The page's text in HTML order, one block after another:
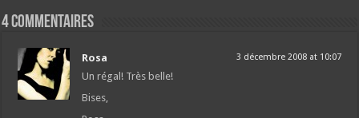
4 commentaires
Rosa 3 décembre 2008 at 10:07
Un régal! Très belle!
Bises,